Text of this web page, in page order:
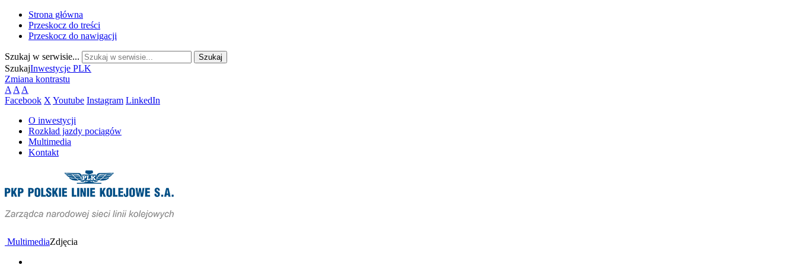
Strona główna
Przeskocz do treści
Przeskocz do nawigacji
Szukaj w serwisie...
SzukajInwestycje PLK
Zmiana kontrastu
A A A
Facebook X Youtube Instagram LinkedIn
O inwestycji
Rozkład jazdy pociągów
Multimedia
Kontakt
MultimediaZdjęcia